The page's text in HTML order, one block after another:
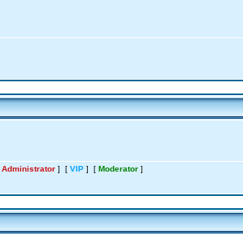
Administrator ] [ VIP ] [ Moderator ]